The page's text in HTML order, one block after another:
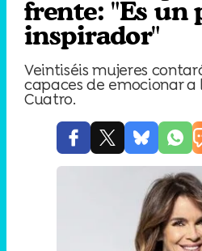
frente: "Es un
inspirador"
Veintiséis mujeres
capaces de emocionar a
Cuatro.